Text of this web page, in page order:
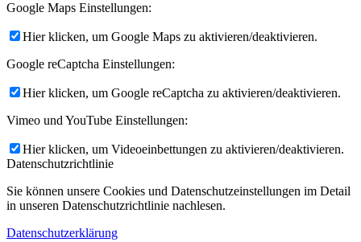
Google Maps Einstellungen:
Hier klicken, um Google Maps zu aktivieren/deaktivieren.
Google reCaptcha Einstellungen:
Hier klicken, um Google reCaptcha zu aktivieren/deaktivieren.
Vimeo und YouTube Einstellungen:
Hier klicken, um Videoeinbettungen zu aktivieren/deaktivieren.
Datenschutzrichtlinie
Sie können unsere Cookies und Datenschutzeinstellungen im Detail
in unseren Datenschutzrichtlinie nachlesen.
Datenschutzerklärung